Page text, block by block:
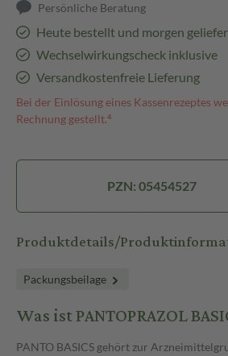
Persönliche Beratung
Heute bestellt und morgen
Wechselwirkungscheck inklusive
Versandkostenfreie Lieferung
Bei der Einlösung eines Kassenrezeptes
Rechnung gestellt.⁴
PZN: 05454527
Produktdetails/
Packungsbeilage
Was ist PANTOPRAZOL
PANTO BASICS gehört zur